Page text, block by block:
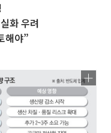
화 우려
해야”